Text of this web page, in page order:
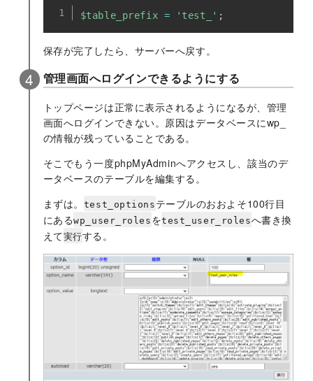
$table_prefix = 'test_' ;
保存が完了したら、サーバーへ戻す。
管理画面へログインできるようにする
トップページは正常に表示されるようになるが、管理
画面へログインできない。原因はデータベースにwp_
の情報が残っていることである。
そこでもう一度phpMyAdminへアクセスし、該当のデ
ータベースのテーブルを編集する。
まずは。
test_options テーブルのおおよそ100行目
にあるwp_user_roles をtest_user_rolesへ書き換
えて実行する。